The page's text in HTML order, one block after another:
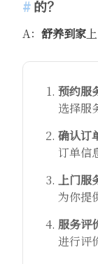
的？
A： 舒养到家
预约服
选择服
确认订
订单信
上门服
为你提
服务评
进行评